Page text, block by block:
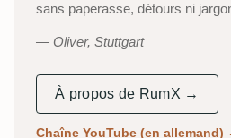
sans paperasse, détours ni
Oliver, Stuttgart
À propos de RumX →
Chaîne YouTube (en allemand)